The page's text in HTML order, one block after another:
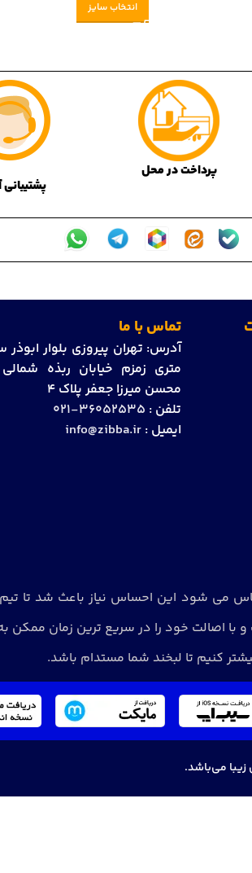
انتخاب سایز
پرداخت در محل
پشتیبانی
تماس با ما
آدرس: تهران پیروزی بلوار
متری زمزم خیابان ربذه
محسن میرزا جعفر پلاک 4
تلفن : 36052535-021
ایمیل : info@zibba.ir
می شود این احساس نیاز باعث شد تا
اصالت خود را در سریع ترین زمان ممکن
کنیم تا لبخند شما مستدام باشد.
می‌باشد.